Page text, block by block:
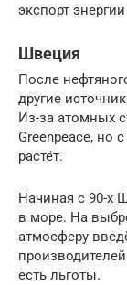
экспорт
Швеция
После
другие
Из-за атомных
Greenpeace, но
растёт.
Начиная с 90-х
в море. На
атмосферу
есть льготы.